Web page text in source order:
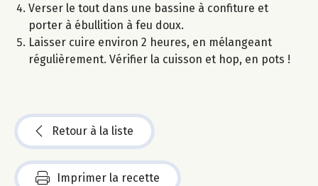
Verser le tout dans une bassine à confiture et
porter à ébullition à feu doux.
Laisser cuire environ 2 heures, en mélangeant
régulièrement. Vérifier la cuisson et hop, en pots !
Retour à la liste
Imprimer la recette